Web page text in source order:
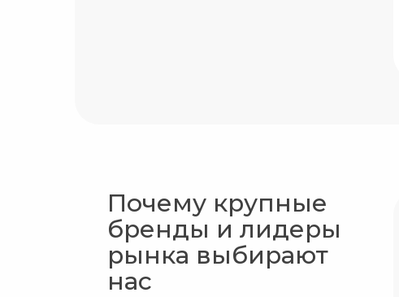
Почему крупные
бренды и лидеры
рынка выбирают
нас